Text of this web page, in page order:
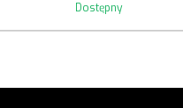
Dostępny